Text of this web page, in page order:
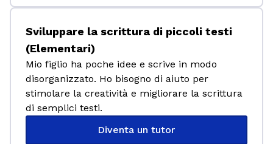
Sviluppare la scrittura di piccoli testi
(Elementari)
Mio figlio ha poche idee e scrive in modo
disorganizzato. Ho bisogno di aiuto per
stimolare la creatività e migliorare la scrittura
di semplici testi.
Diventa un tutor